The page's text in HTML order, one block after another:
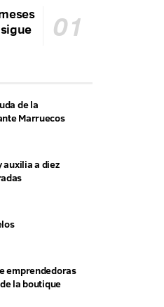
de la
Marruecos
auxilia a diez
emprendedoras
la boutique